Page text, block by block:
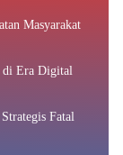
Masyarakat
di Era Digital
Fatal